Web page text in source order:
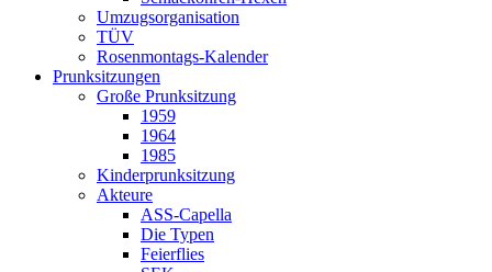
Umzugsorganisation
TÜV
Rosenmontags-Kalender
Prunksitzungen
Große Prunksitzung
1959
1964
1985
Kinderprunksitzung
Akteure
ASS-Capella
Die Typen
Feierflies